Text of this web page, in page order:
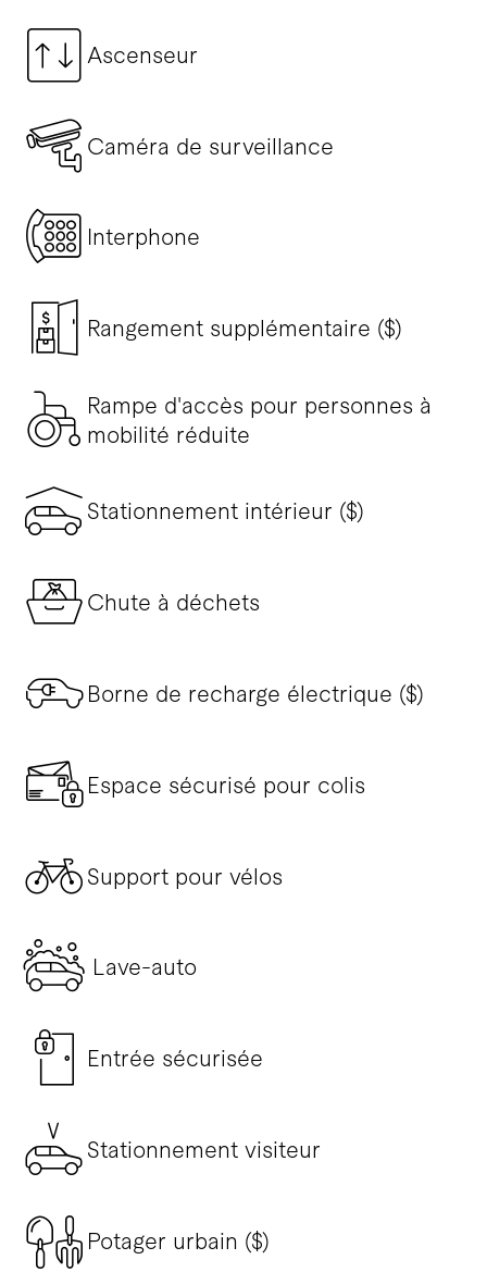
Ascenseur
Caméra de surveillance
Interphone
Rangement supplémentaire ($)
Rampe d'accès pour personnes à
mobilité réduite
Stationnement intérieur ($)
Chute à déchets
Borne de recharge électrique ($)
Espace sécurisé pour colis
Support pour vélos
Lave-auto
Entrée sécurisée
Stationnement visiteur
Potager urbain ($)